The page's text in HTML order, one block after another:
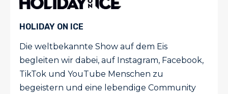
HOLIDAY ON ICE
Die weltbekannte Show auf dem Eis
begleiten wir dabei, auf Instagram, Facebook,
TikTok und YouTube Menschen zu
begeistern und eine lebendige Community